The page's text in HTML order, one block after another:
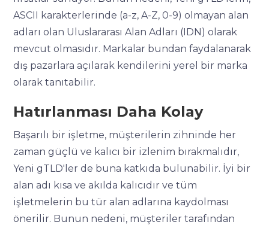
ASCII karakterlerinde (a-z, A-Z, 0-9) olmayan alan
adları olan Uluslararası Alan Adları (IDN) olarak
mevcut olmasıdır. Markalar bundan faydalanarak
dış pazarlara açılarak kendilerini yerel bir marka
olarak tanıtabilir.
Hatırlanması Daha Kolay
Başarılı bir işletme, müşterilerin zihninde her
zaman güçlü ve kalıcı bir izlenim bırakmalıdır,
Yeni gTLD'ler de buna katkıda bulunabilir. İyi bir
alan adı kısa ve akılda kalıcıdır ve tüm
işletmelerin bu tür alan adlarına kaydolması
önerilir. Bunun nedeni, müşteriler tarafından